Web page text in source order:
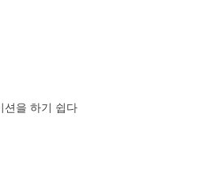
션을 하기 쉽다